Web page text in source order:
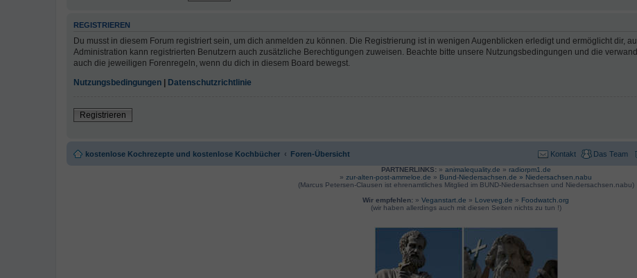
REGISTRIEREN
Du musst in diesem Forum registriert sein, um dich anmelden zu können. Die Registrierung ist in wenigen Augenblicken erledigt und ermöglicht dir,
Administration kann registrierten Benutzern auch zusätzliche Berechtigungen zuweisen. Beachte bitte unsere Nutzungsbedingungen und die
auch die jeweiligen Forenregeln, wenn du dich in diesem Board bewegst.
Nutzungsbedingungen
Datenschutzrichtlinie
Registrieren
kostenlose Kochrezepte und kostenlose Kochbücher Foren-Übersicht Das Team
Kontakt
PARTNERLINKS: » animalequality.de » radiorpm1.de
» zur-alten-post-ammeloe.de » Bund-Niedersachsen.de » Niedersachsen.nabu
(Marcus Petersen-Clausen ist ehrenamtliches Mitglied im BUND-Niedersachsen und Niedersachsen.nabu)
Wir empfehlen: » Veganstart.de » Loveveg.de » Foodwatch.org
(wir haben allerdings auch mit diesen Seiten nichts zu tun !)